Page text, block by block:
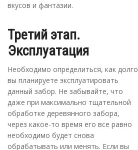
вкусов и фантазии.
Третий этап.
Эксплуатация
Необходимо определиться, как долго
вы планируете эксплуатировать
данный забор. Не забывайте, что
даже при максимально тщательной
обработке деревянного забора,
через какое-то время его все равно
необходимо будет снова
обрабатывать или менять. Если вы